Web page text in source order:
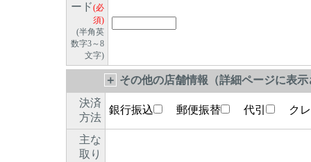
ード(必
須)
(半角英
数字3～8
文字)
＋ その他の店舗情報（詳細ページに表
決済
方法
銀行振込 郵便振替 代引 クレ
主な
取り